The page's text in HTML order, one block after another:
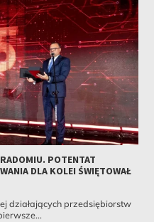
POTENTAT
DLA KOLEI ŚWIĘTOWAŁ
działających przedsiębiorstw